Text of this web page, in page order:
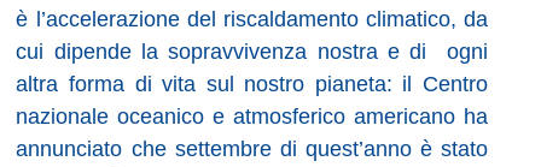
è l’accelerazione del riscaldamento climatico, da
cui dipende la sopravvivenza nostra e di
ogni
altra forma di vita sul nostro pianeta: il Centro
nazionale oceanico e atmosferico americano ha
annunciato che settembre di quest’anno è stato